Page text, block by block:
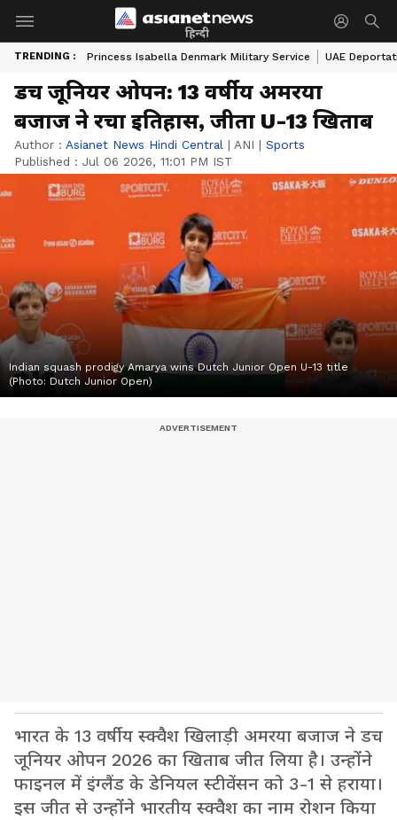
हिन्दी
TRENDING : Princess Isabella Denmark Military Service UAE
डच जूनियर ओपन: 13 वर्षीय अमरया
बजाज ने रचा इतिहास, जीता U-13 खिताब
Author : Asianet News Hindi Central | ANI | Sports
Published : Jul 06 2026, 11:01 PM IST
Indian squash prodigy Amarya wins Dutch Junior Open U-13 title
(Photo: Dutch Junior Open)
भारत के 13 वर्षीय स्क्वैश खिलाड़ी अमरया बजाज ने डच
जूनियर ओपन 2026 का खिताब जीत लिया है। उन्होंने
फाइनल में इंग्लैंड के डेनियल स्टीवेंसन को 3-1 से हराया।
इस जीत से उन्होंने भारतीय स्क्वैश का नाम रोशन किया